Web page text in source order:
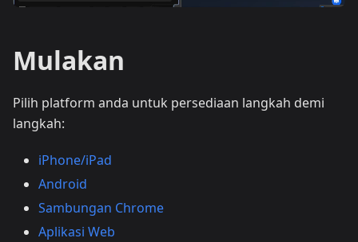
Mulakan
Pilih platform anda untuk persediaan langkah demi
langkah:
iPhone/iPad
Android
Sambungan Chrome
Aplikasi Web